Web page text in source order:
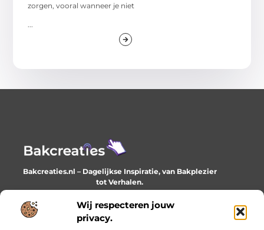
Wij respecteren jouw
privacy.
zorgen, vooral wanneer je niet
...
Bakcreaties.nl – Dagelijkse Inspiratie, van Bakplezier
tot Verhalen.
Ontdek unieke en creatieve verhalen die je elke dag
verrijken en inspireren.